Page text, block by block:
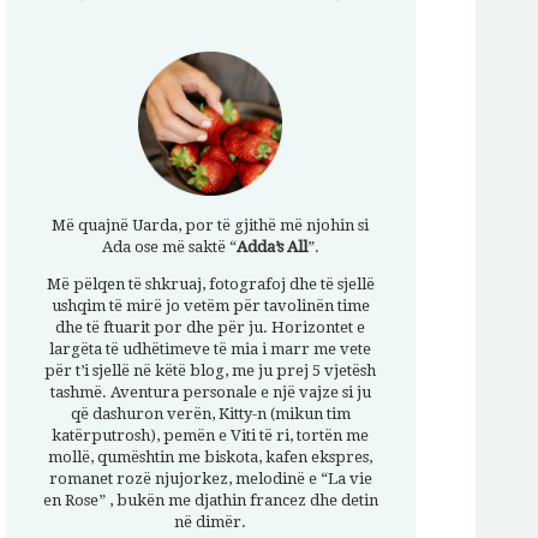
Më quajnë Uarda, por të gjithë më njohin si
Ada ose më saktë “Adda’s All”.
Më pëlqen të shkruaj, fotografoj dhe të sjellë
ushqim të mirë jo vetëm për tavolinën time
dhe të ftuarit por dhe për ju. Horizontet e
largëta të udhëtimeve të mia i marr me vete
për t’i sjellë në këtë blog, me ju prej 5 vjetësh
tashmë. Aventura personale e një vajze si ju
që dashuron verën, Kitty-n (mikun tim
katërputrosh), pemën e Viti të ri, tortën me
mollë, qumështin me biskota, kafen ekspres,
romanet rozë njujorkez, melodinë e “La vie
en Rose” , bukën me djathin francez dhe detin
në dimër.